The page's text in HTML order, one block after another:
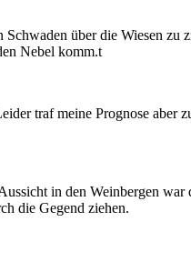
über die Wiesen zu
Nebel komm.t
traf meine Prognose aber
in den Weinbergen war
die Gegend ziehen.